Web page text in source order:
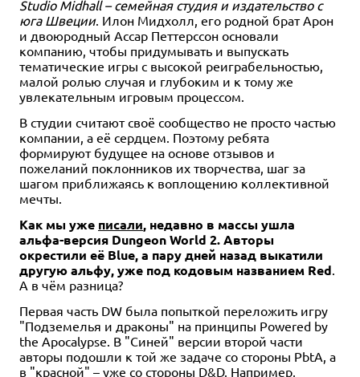
Studio Midhall – семейная студия и издательство с
юга Швеции. Илон Мидхолл, его родной брат Арон
и двоюродный Ассар Петтерссон основали
компанию, чтобы придумывать и выпускать
тематические игры с высокой реиграбельностью,
малой ролью случая и глубоким и к тому же
увлекательным игровым процессом.
В студии считают своё сообщество не просто частью
компании, а её сердцем. Поэтому ребята
формируют будущее на основе отзывов и
пожеланий поклонников их творчества, шаг за
шагом приближаясь к воплощению коллективной
мечты.
Как мы уже писали, недавно в массы ушла
альфа-версия Dungeon World 2. Авторы
окрестили её Blue, а пару дней назад выкатили
другую альфу, уже под кодовым названием Red
А в чём разница?
Первая часть DW была попыткой переложить игру
"Подземелья и драконы" на принципы Powered by
the Apocalypse. В "Синей" версии второй части
авторы подошли к той же задаче со стороны PbtA, а
в "красной" – уже со стороны D&D. Например,